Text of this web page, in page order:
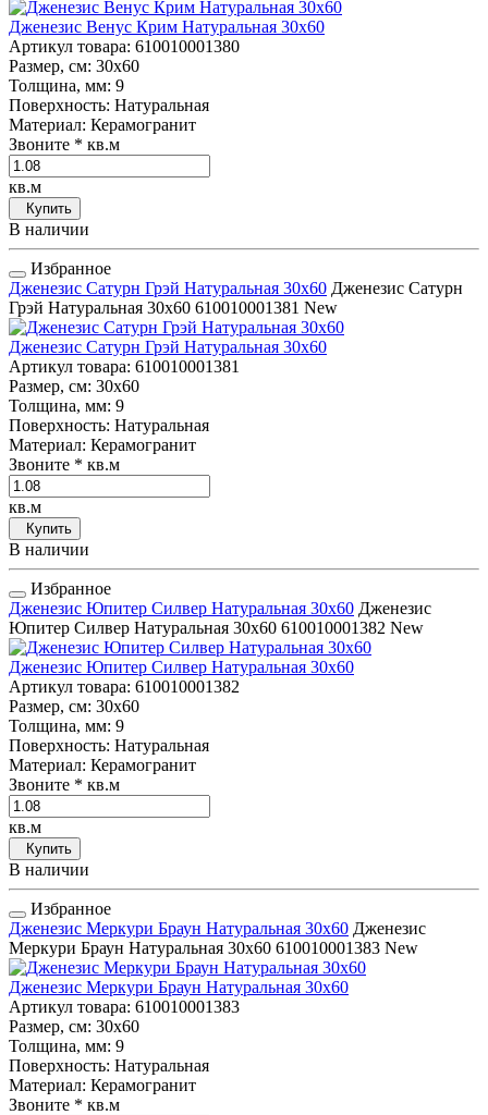
Дженезис Венус Крим Натуральная 30x60
Артикул товара: 610010001380
Размер, см: 30x60
Толщина, мм: 9
Поверхность: Натуральная
Материал: Керамогранит
Звоните * кв.м
кв.м
Купить
В наличии
Избранное
Дженезис Сатурн Грэй Натуральная 30x60 Дженезис Сатурн
Грэй Натуральная 30x60 610010001381 New
Дженезис Сатурн Грэй Натуральная 30x60
Артикул товара: 610010001381
Размер, см: 30x60
Толщина, мм: 9
Поверхность: Натуральная
Материал: Керамогранит
Звоните * кв.м
кв.м
Купить
В наличии
Избранное
Дженезис Юпитер Силвер Натуральная 30x60 Дженезис
Юпитер Силвер Натуральная 30x60 610010001382 New
Дженезис Юпитер Силвер Натуральная 30x60
Артикул товара: 610010001382
Размер, см: 30x60
Толщина, мм: 9
Поверхность: Натуральная
Материал: Керамогранит
Звоните * кв.м
кв.м
Купить
В наличии
Избранное
Дженезис Меркури Браун Натуральная 30x60 Дженезис
Меркури Браун Натуральная 30x60 610010001383 New
Дженезис Меркури Браун Натуральная 30x60
Артикул товара: 610010001383
Размер, см: 30x60
Толщина, мм: 9
Поверхность: Натуральная
Материал: Керамогранит
Звоните * кв.м